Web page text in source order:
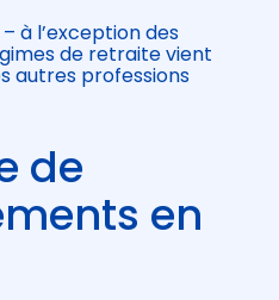
à l’exception des
de retraite vient
autres professions
de
en